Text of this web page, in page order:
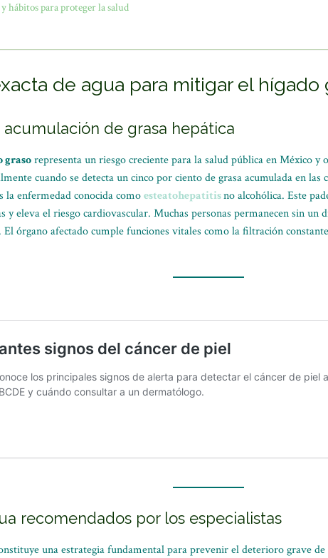
hábitos para proteger la salud
de agua para mitigar el hígado
de grasa hepática
grasorepresenta un riesgo creciente para la salud pública en México y
cuando se detecta un cinco por ciento de grasa acumulada en
la enfermedad conocida comoesteatohepatitisno alcohólica. Este
y eleva el riesgo cardiovascular. Muchas personas permanecen sin un
órgano afectado cumple funciones vitales como la filtración
recomendados por los especialistas
una estrategia fundamental para prevenir el deterioro grave